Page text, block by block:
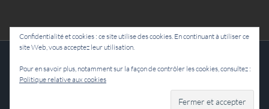
Facebook
Confidentialité et cookies : ce site utilise des cookies. En continuant à utiliser ce
site Web, vous acceptez leur utilisation.
Pour en savoir plus, notamment sur la façon de contrôler les cookies, consultez :
Politique relative aux cookies